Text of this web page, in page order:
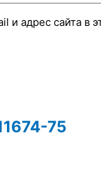
и адрес сайта в
75